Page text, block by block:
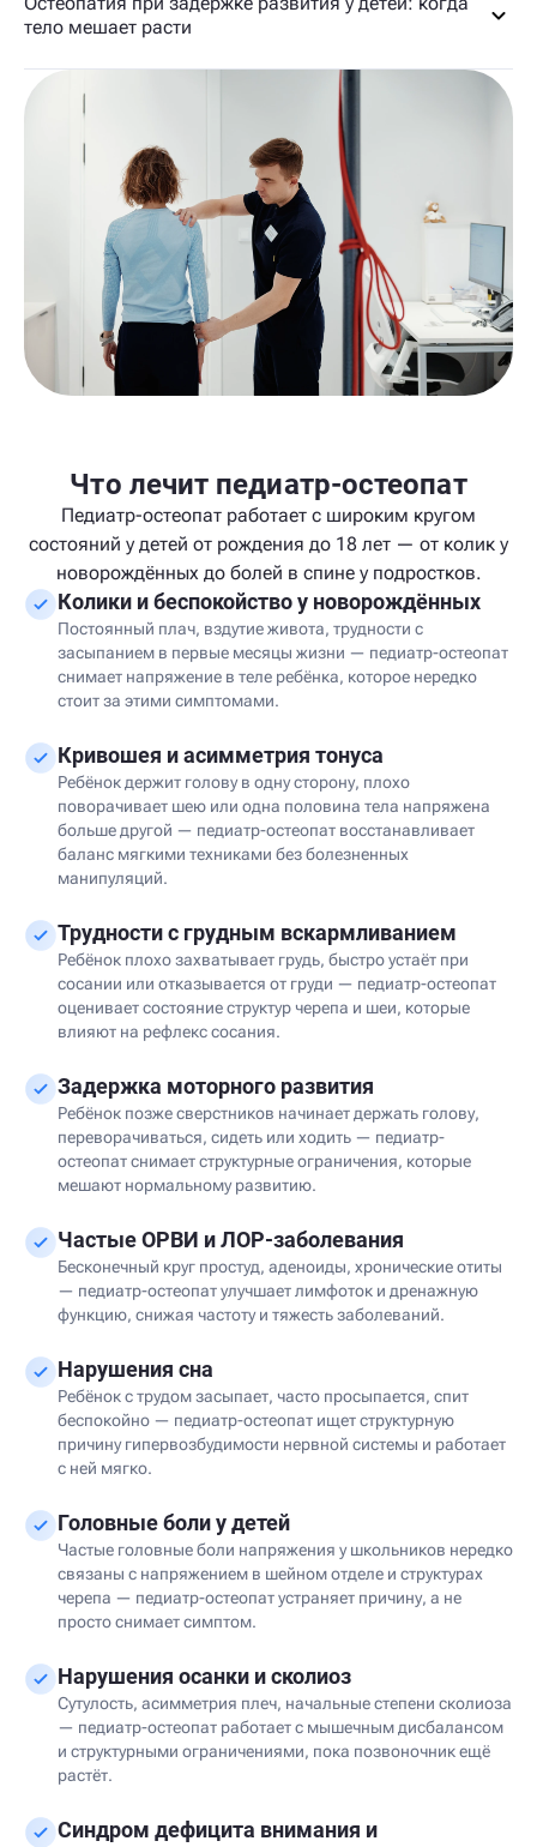
тело мешает расти
Что лечит педиатр-остеопат
Педиатр-остеопат работает с широким кругом
состояний у детей от рождения до 18 лет — от колик у
новорождённых до болей в спине у подростков.
Колики и беспокойство у новорождённых
Постоянный плач, вздутие живота, трудности с
засыпанием в первые месяцы жизни — педиатр-остеопат
снимает напряжение в теле ребёнка, которое нередко
стоит за этими симптомами.
Кривошея и асимметрия тонуса
Ребёнок держит голову в одну сторону, плохо
поворачивает шею или одна половина тела напряжена
больше другой — педиатр-остеопат восстанавливает
баланс мягкими техниками без болезненных
манипуляций.
Трудности с грудным вскармливанием
Ребёнок плохо захватывает грудь, быстро устаёт при
сосании или отказывается от груди — педиатр-остеопат
оценивает состояние структур черепа и шеи, которые
влияют на рефлекс сосания.
Задержка моторного развития
Ребёнок позже сверстников начинает держать голову,
переворачиваться, сидеть или ходить — педиатр-
остеопат снимает структурные ограничения, которые
мешают нормальному развитию.
Частые ОРВИ и ЛОР-заболевания
Бесконечный круг простуд, аденоиды, хронические отиты
— педиатр-остеопат улучшает лимфоток и дренажную
функцию, снижая частоту и тяжесть заболеваний.
Нарушения сна
Ребёнок с трудом засыпает, часто просыпается, спит
беспокойно — педиатр-остеопат ищет структурную
причину гипервозбудимости нервной системы и работает
с ней мягко.
Головные боли у детей
Частые головные боли напряжения у школьников нередко
связаны с напряжением в шейном отделе и структурах
черепа — педиатр-остеопат устраняет причину, а не
просто снимает симптом.
Нарушения осанки и сколиоз
Сутулость, асимметрия плеч, начальные степени сколиоза
— педиатр-остеопат работает с мышечным дисбалансом
и структурными ограничениями, пока позвоночник ещё
растёт.
Синдром дефицита внимания и